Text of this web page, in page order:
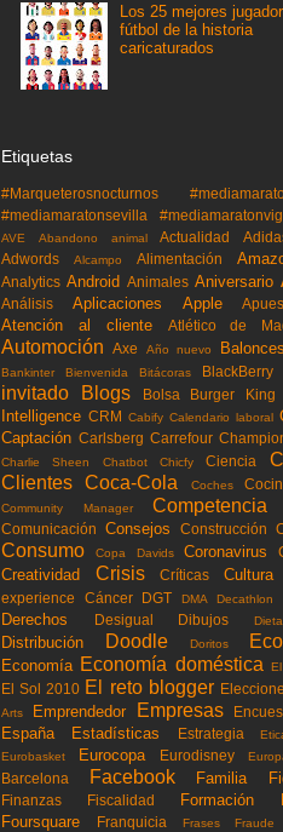
Los 25 mejores
fútbol de la historia
caricaturados
Etiquetas
#Marqueterosnocturnos
#mediamaratonsevilla
AVE
Abandono animal Actualidad
Adwords Alcampo Alimentación
Analytics Android Animales Aniversario
Análisis Aplicaciones Apple
Atención al cliente
Atlético de
Automoción Axe Año nuevo
Bankinter Bienvenida Bitácoras BlackBerry
invitado
Blogs Bolsa Burger King
Intelligence CRM Cabify Calendario laboral
Captación Carlsberg Carrefour
Charlie Sheen Chatbot Chicfy Ciencia
Clientes Coca-Cola Coches
Community Manager Competencia
Comunicación Consejos Construcción
Consumo Copa Davids Coronavirus
Creatividad Crisis Críticas Cultura
experience
Cáncer DGT DMA Decathlon
Derechos Desigual Dibujos Dieta
Distribución Doodle Doritos
Economía Economía doméstica
El Sol 2010 El reto blogger
Arts
Emprendedor Empresas
España Estadísticas Estrategia
Eurobasket Eurocopa Eurodisney
Barcelona
Facebook Familia
Finanzas Fiscalidad Formación
Foursquare
Franquicia Frases Fraude